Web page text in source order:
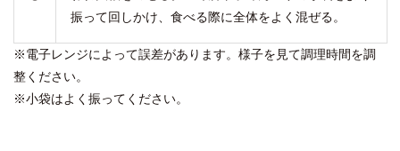
振って回しかけ、食べる際に全体をよく混ぜる。
※電子レンジによって誤差があります。様子を見て調理時間を調
整ください。
※小袋はよく振ってください。